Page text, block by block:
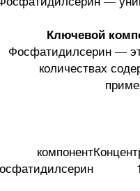
Ключевой
Фосфатидилсерин —
количествах
компонент